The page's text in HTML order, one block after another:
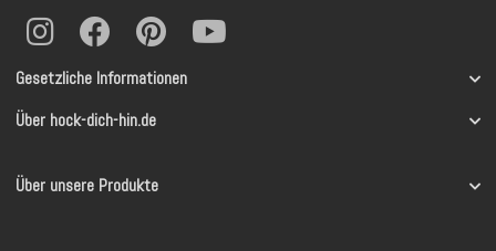
Gesetzliche Informationen
Über hock-dich-hin.de
Über unsere Produkte